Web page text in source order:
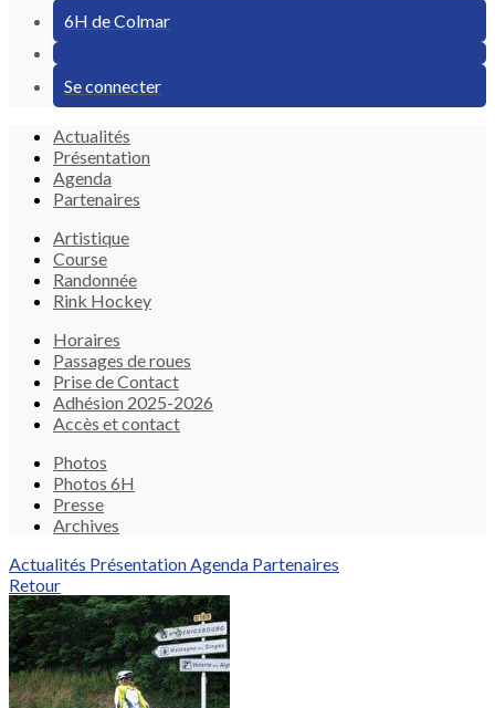
6H de Colmar
Se connecter
Actualités
Présentation
Agenda
Partenaires
Artistique
Course
Randonnée
Rink Hockey
Horaires
Passages de roues
Prise de Contact
Adhésion 2025-2026
Accès et contact
Photos
Photos 6H
Presse
Archives
Actualités PrésentationAgenda Partenaires
Retour